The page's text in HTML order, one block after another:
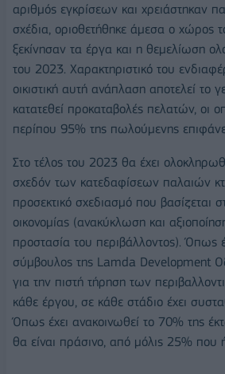
αριθμός εγκρίσεων και χρειάστηκαν
σχέδια, οριοθετήθηκε άμεσα ο χώρος
ξεκίνησαν τα έργα και η θεμελίωση
του 2023. Χαρακτηριστικό του
οικιστική αυτή ανάπλαση αποτελεί το
κατατεθεί προκαταβολές πελατών, οι
περίπου 95% της πωλούμενης
Στο τέλος του 2023 θα έχει
σχεδόν των κατεδαφίσεων παλαιών
προσεκτικό σχεδιασμό που βασίζεται
οικονομίας (ανακύκλωση και
προστασία του περιβάλλοντος). Όπως
σύμβουλος της Lamda Development
για την πιστή τήρηση των
κάθε έργου, σε κάθε στάδιο έχει
Όπως έχει ανακοινωθεί το 70% της
θα είναι πράσινο, από μόλις 25% που